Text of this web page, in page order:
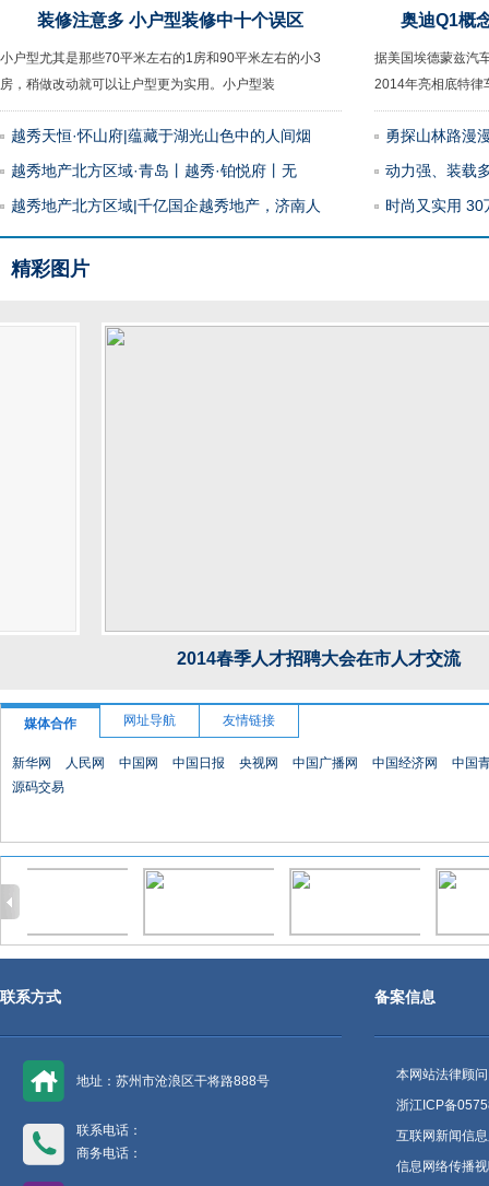
装修注意多 小户型装修中十个误区
小户型尤其是那些70平米左右的1房和90平米左右的小3
房，稍做改动就可以让户型更为实用。小户型装
越秀天恒·怀山府|蕴藏于湖光山色中的人间烟
越秀地产北方区域·青岛丨越秀·铂悦府丨无
越秀地产北方区域|千亿国企越秀地产，济南人
奥迪Q1概
据美国埃德蒙兹汽
2014年亮相底特律
勇探山林路漫
动力强、装载
时尚又实用 30
精彩图片
2014春季人才招聘大会在市人才交流
媒体合作 网址导航 友情链接
新华网 人民网 中国网 中国日报 央视网 中国广播网 中国经济网
中国
源码交易
联系方式
地址：苏州市沧浪区干将路888号
联系电话：
商务电话：
备案信息
本网站法律顾
浙江ICP备
互联网新闻信
信息网络传播